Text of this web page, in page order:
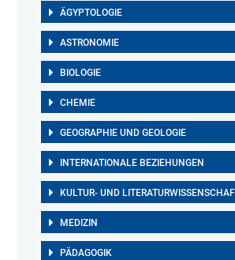
ÄGYPTOLOGIE
ASTRONOMIE
BIOLOGIE
CHEMIE
GEOGRAPHIE UND GEOLOGIE
INTERNATIONALE BEZIEHUNGEN
KULTUR- UND
MEDIZIN
PÄDAGOGIK